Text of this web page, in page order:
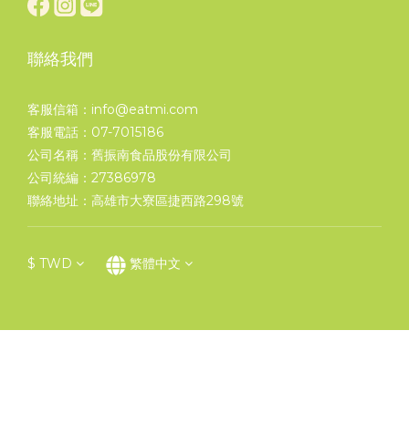
聯絡我們
客服信箱：info@eatmi.com
客服電話：07-7015186
公司名稱：舊振南食品股份有限公司
公司統編：27386978
聯絡地址：高雄市大寮區捷西路298號
$ TWD 繁體中文